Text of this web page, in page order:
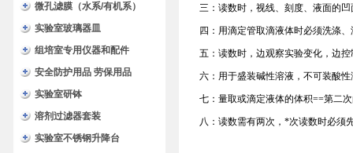
微孔滤膜（水系/有机系）
实验室玻璃器皿
组培室专用仪器和配件
安全防护用品 劳保用品
实验室研钵
溶剂过滤器套装
实验室不锈钢升降台
三：读数时，视线、刻度、液面的
四：用滴定管取滴液体时必须洗涤
五：读数时，边观察实验变化，边控
六：用于盛装碱性溶液，不可装酸性
七：量取或滴定液体的体积==第二
八：读数需有两次，*次读数时必须